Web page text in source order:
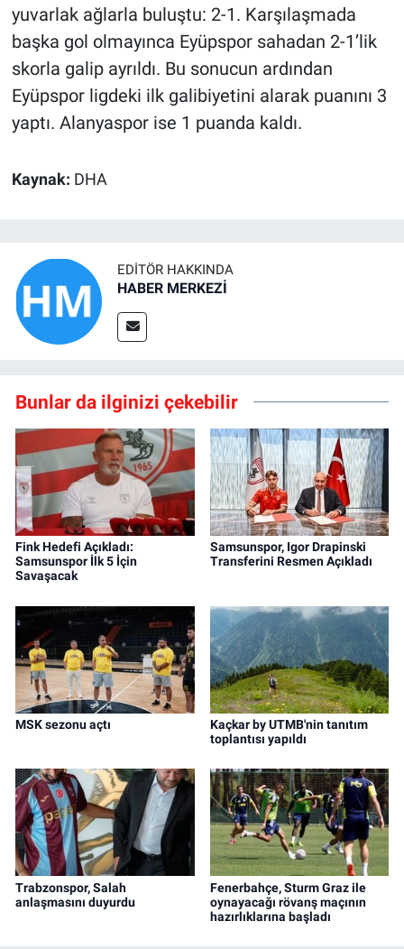
yuvarlak ağlarla buluştu: 2-1. Karşılaşmada
başka gol olmayınca Eyüpspor sahadan 2-1’lik
skorla galip ayrıldı. Bu sonucun ardından
Eyüpspor ligdeki ilk galibiyetini alarak puanını 3
yaptı. Alanyaspor ise 1 puanda kaldı.
Kaynak: DHA
EDITÖR HAKKINDA
HABER MERKEZİ
Bunlar da ilginizi çekebilir
Fink Hedefi Açıkladı:
Samsunspor İlk 5 İçin
Savaşacak
Samsunspor, Igor Drapinski
Transferini Resmen Açıkladı
MSK sezonu açtı
Kaçkar by UTMB'nin tanıtım
toplantısı yapıldı
Trabzonspor, Salah
anlaşmasını duyurdu
Fenerbahçe, Sturm Graz ile
oynayacağı rövanş maçının
hazırlıklarına başladı